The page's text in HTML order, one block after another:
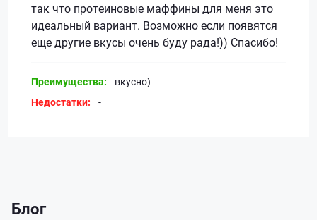
так что протеиновые маффины для меня это
идеальный вариант. Возможно если появятся
еще другие вкусы очень буду рада!)) Спасибо!
Преимущества:
вкусно)
Недостатки:
-
Блог